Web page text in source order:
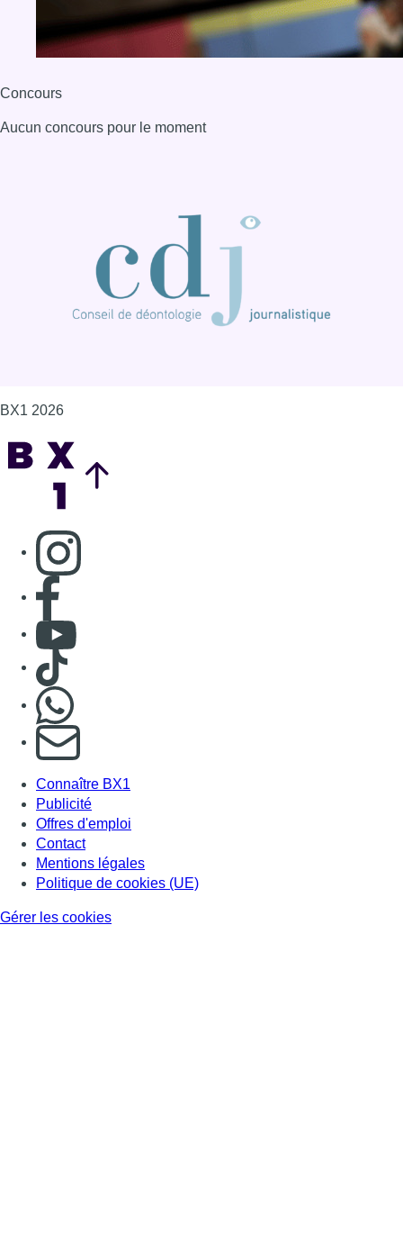
Concours
Aucun concours pour le moment
BX1 2026
Consulter page Instagram
Consulter page Facebook
Consulter Youtube
Consulter TikTok
S'abonner à notre newsletter
Connaître BX1
Publicité
Offres d'emploi
Contact
Mentions légales
Politique de cookies (UE)
Gérer les cookies